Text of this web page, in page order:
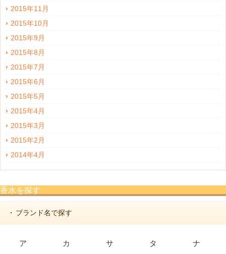
2015年11月
2015年10月
2015年9月
2015年8月
2015年7月
2015年6月
2015年5月
2015年4月
2015年3月
2015年2月
2014年4月
香水を探す
・ ブランド名で探す
ア カ サ タ ナ